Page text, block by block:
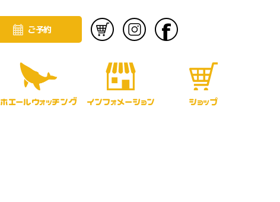
ご予約
ホエールウォッチング インフォメーション ショップ